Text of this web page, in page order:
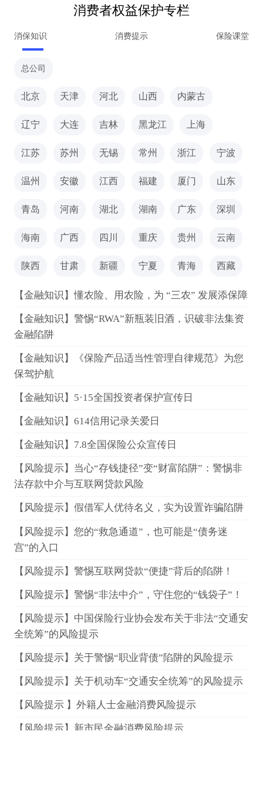
消费者权益保护专栏
消保知识 消费提示 保险课堂
总公司
北京 天津 河北 山西 内蒙古
辽宁 大连 吉林 黑龙江 上海
江苏 苏州 无锡 常州 浙江 宁波
温州 安徽 江西 福建 厦门 山东
青岛 河南 湖北 湖南 广东 深圳
海南 广西 四川 重庆 贵州 云南
陕西 甘肃 新疆 宁夏 青海 西藏
【金融知识】懂农险、用农险，为 “三农” 发展添保障
【金融知识】警惕“RWA”新瓶装旧酒，识破非法集资
金融陷阱
【金融知识】《保险产品适当性管理自律规范》为您
保驾护航
【金融知识】5·15全国投资者保护宣传日
【金融知识】614信用记录关爱日
【金融知识】7.8全国保险公众宣传日
【风险提示】当心“存钱捷径”变“财富陷阱”：警惕非
法存款中介与互联网贷款风险
【风险提示】假借军人优待名义，实为设置诈骗陷阱
【风险提示】您的“救急通道”，也可能是“债务迷
宫”的入口
【风险提示】警惕互联网贷款“便捷”背后的陷阱！
【风险提示】警惕“非法中介”，守住您的“钱袋子”！
【风险提示】中国保险行业协会发布关于非法“交通安
全统筹”的风险提示
【风险提示】关于警惕“职业背债”陷阱的风险提示
【风险提示】关于机动车“交通安全统筹”的风险提示
【风险提示 】外籍人士金融消费风险提示
【风险提示】新市民金融消费风险提示